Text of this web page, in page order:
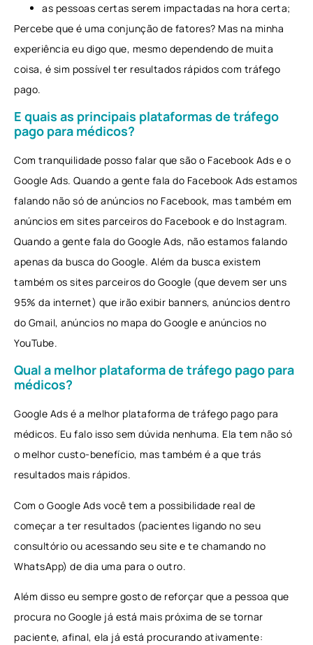
as pessoas certas serem impactadas na hora certa;
Percebe que é uma conjunção de fatores? Mas na minha
experiência eu digo que, mesmo dependendo de muita
coisa, é sim possível ter resultados rápidos com tráfego
pago.
E quais as principais plataformas de tráfego
pago para médicos?
Com tranquilidade posso falar que são o Facebook Ads e o
Google Ads. Quando a gente fala do Facebook Ads estamos
falando não só de anúncios no Facebook, mas também em
anúncios em sites parceiros do Facebook e do Instagram.
Quando a gente fala do Google Ads, não estamos falando
apenas da busca do Google. Além da busca existem
também os sites parceiros do Google (que devem ser uns
95% da internet) que irão exibir banners, anúncios dentro
do Gmail, anúncios no mapa do Google e anúncios no
YouTube.
Qual a melhor plataforma de tráfego pago para
médicos?
Google Ads é a melhor plataforma de tráfego pago para
médicos. Eu falo isso sem dúvida nenhuma. Ela tem não só
o melhor custo-benefício, mas também é a que trás
resultados mais rápidos.
Com o Google Ads você tem a possibilidade real de
começar a ter resultados (pacientes ligando no seu
consultório ou acessando seu site e te chamando no
WhatsApp) de dia uma para o outro.
Além disso eu sempre gosto de reforçar que a pessoa que
procura no Google já está mais próxima de se tornar
paciente, afinal, ela já está procurando ativamente: